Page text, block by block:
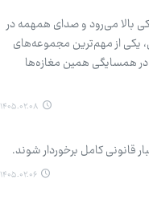
بالا می‌رود و صدای همهمه در
از مهم‌ترین مجموعه‌های
همسایگی همین مغازه‌ها
۱۴۰۵.۰۲.۰۸
قانونی کامل برخوردار شوند.
۱۴۰۵.۰۲.۰۶